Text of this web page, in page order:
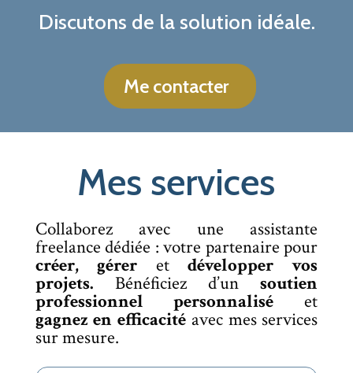
Discutons de la solution idéale.
Me contacter
Mes services
Collaborez avec une assistante
freelance dédiée : votre partenaire pour
créer, gérer et développer vos
projets. Bénéficiez d’unsoutien
professionnel personnalisé et
gagnez en efficacité avec mes services
sur mesure.